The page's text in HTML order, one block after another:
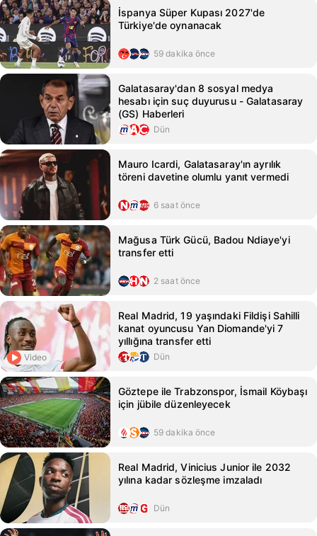
İspanya Süper Kupası 2027'de
Türkiye'de oynanacak
59 dakika önce
Galatasaray'dan 8 sosyal medya
hesabı için suç duyurusu - Galatasaray
(GS) Haberleri
Dün
Mauro Icardi, Galatasaray'ın ayrılık
töreni davetine olumlu yanıt vermedi
6 saat önce
Mağusa Türk Gücü, Badou Ndiaye'yi
transfer etti
2 saat önce
Video
Real Madrid, 19 yaşındaki Fildişi Sahilli
kanat oyuncusu Yan Diomande'yi 7
yıllığına transfer etti
Dün
Göztepe ile Trabzonspor, İsmail Köybaşı
için jübile düzenleyecek
59 dakika önce
Real Madrid, Vinicius Junior ile 2032
yılına kadar sözleşme imzaladı
Dün